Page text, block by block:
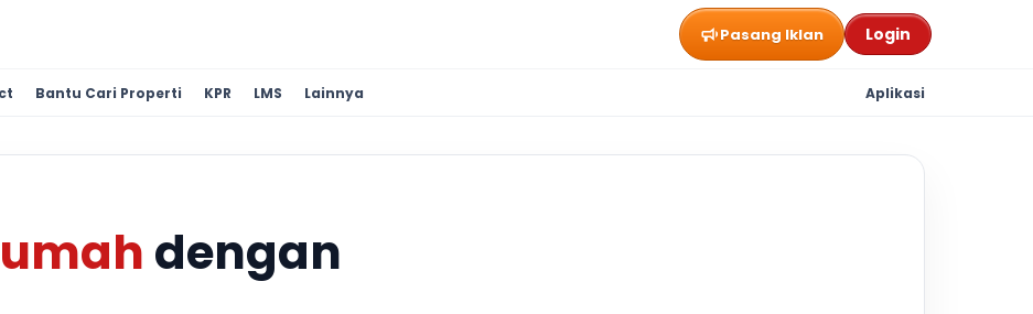
Pasang Iklan Login
Bantu Cari Properti KPR LMS Lainnya Aplikasi
dengan